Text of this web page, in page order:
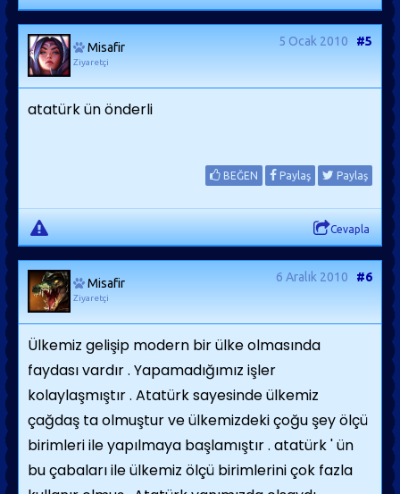
Misafir
Ziyaretçi
5 Ocak 2010 #5
atatürk ün önderli
BEĞEN Paylaş Paylaş
Cevapla
Misafir
Ziyaretçi
6 Aralık 2010 #6
Ülkemiz gelişip modern bir ülke olmasında
faydası vardır . Yapamadığımız işler
kolaylaşmıştır . Atatürk sayesinde ülkemiz
çağdaş ta olmuştur ve ülkemizdeki çoğu şey ölçü
birimleri ile yapılmaya başlamıştır . atatürk ' ün
bu çabaları ile ülkemiz ölçü birimlerini çok fazla